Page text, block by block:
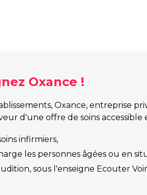
Oxance !
Oxance, entreprise
d'une offre de soins
infirmiers,
les personnes âgées ou en
sous l'enseigne Ecouter